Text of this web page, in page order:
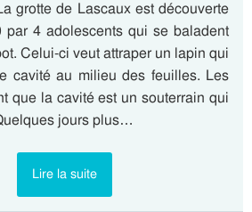
grotte de Lascaux est découverte
par 4 adolescents qui se baladent
Celui-ci veut attraper un lapin qui
cavité au milieu des feuilles. Les
que la cavité est un souterrain qui
jours plus…
Lire la suite